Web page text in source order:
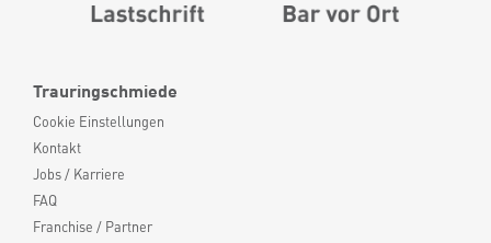
Trauringschmiede
Cookie Einstellungen
Kontakt
Jobs / Karriere
FAQ
Franchise / Partner